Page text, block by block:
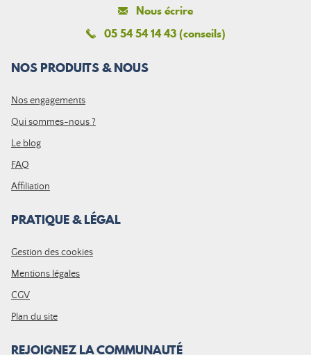
Nous écrire
05 54 54 14 43 (conseils)
NOS PRODUITS & NOUS
Nos engagements
Qui sommes-nous ?
Le blog
FAQ
Affiliation
PRATIQUE & LÉGAL
Gestion des cookies
Mentions légales
CGV
Plan du site
REJOIGNEZ LA COMMUNAUTÉ